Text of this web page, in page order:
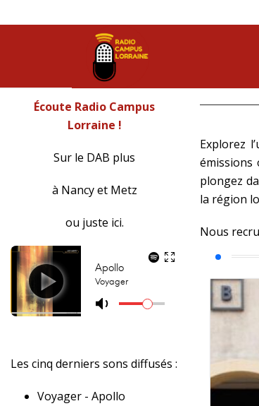
Écoute Radio Campus
Lorraine !
Sur le DAB plus
à Nancy et Metz
ou juste ici.
Les cinq derniers sons diffusés :
Voyager - Apollo
Explorez
émissions
plongez
la région
Nous